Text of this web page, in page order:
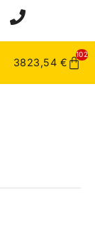
3823,54 €
102